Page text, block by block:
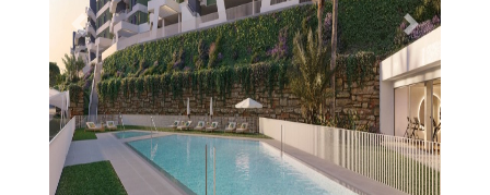
Previous Next